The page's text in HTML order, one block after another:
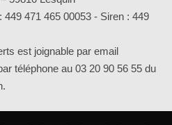
471 465 00053 - Siren : 449
est joignable par email
téléphone au 03 20 90 56 55 du